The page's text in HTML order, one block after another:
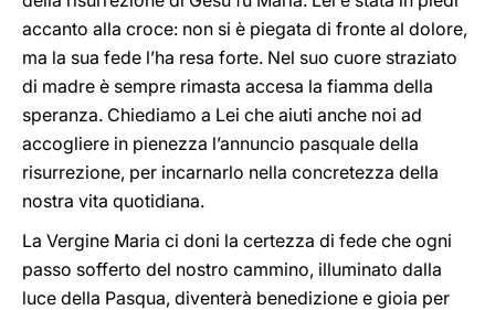
accanto alla croce: non si è piegata di fronte al dolore,
ma la sua fede l’ha resa forte. Nel suo cuore straziato
di madre è sempre rimasta accesa la fiamma della
speranza. Chiediamo a Lei che aiuti anche noi ad
accogliere in pienezza l’annuncio pasquale della
risurrezione, per incarnarlo nella concretezza della
nostra vita quotidiana.
La Vergine Maria ci doni la certezza di fede che ogni
passo sofferto del nostro cammino, illuminato dalla
luce della Pasqua, diventerà benedizione e gioia per